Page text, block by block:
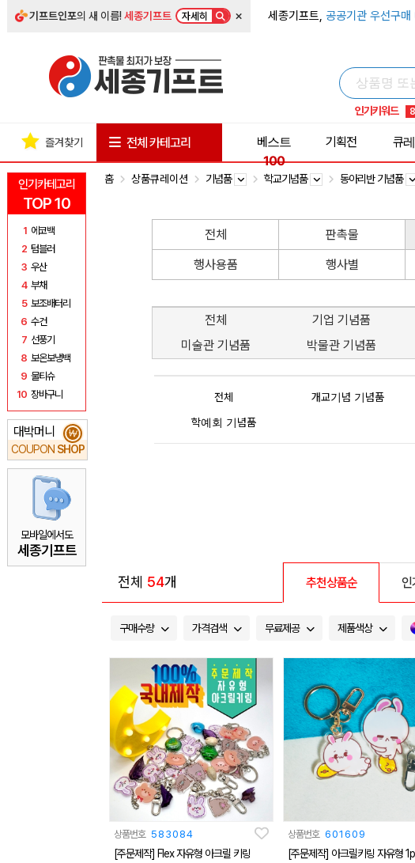
기프트인포의 새 이름!세종기프트 자세히 × 세종기프트, 공공기관 우선구매
인기키워드
8
9
10
1
인기카테고리
TOP 10
1 에코백
2 텀블러
3 우산
4 부채
5 보조배터리
6 수건
7 선풍기
8 보온보냉백
9 물티슈
10 장바구니
대박머니
COUPON SHOP
₩
모바일에서도
세종기프트
즐겨찾기 전체 카테고리
베스트
100
기획전 큐
홈 상품큐레이션 기념품 학교기념품 동아리반 기념품
전체 판촉물
행사용품
행사별
전체 기업 기념품
미술관 기념품
박물관 기념품
전체 개교기념 기념품
학예회 기념품
전체 54개 추천상품순 인
구매수량 가격검색 무료제공 제품색상
상품번호 583084
[주문제작] Flex 자유형 아크릴 키링
상품번호 601609
[주문제작] 아크릴키링 자유형 1p